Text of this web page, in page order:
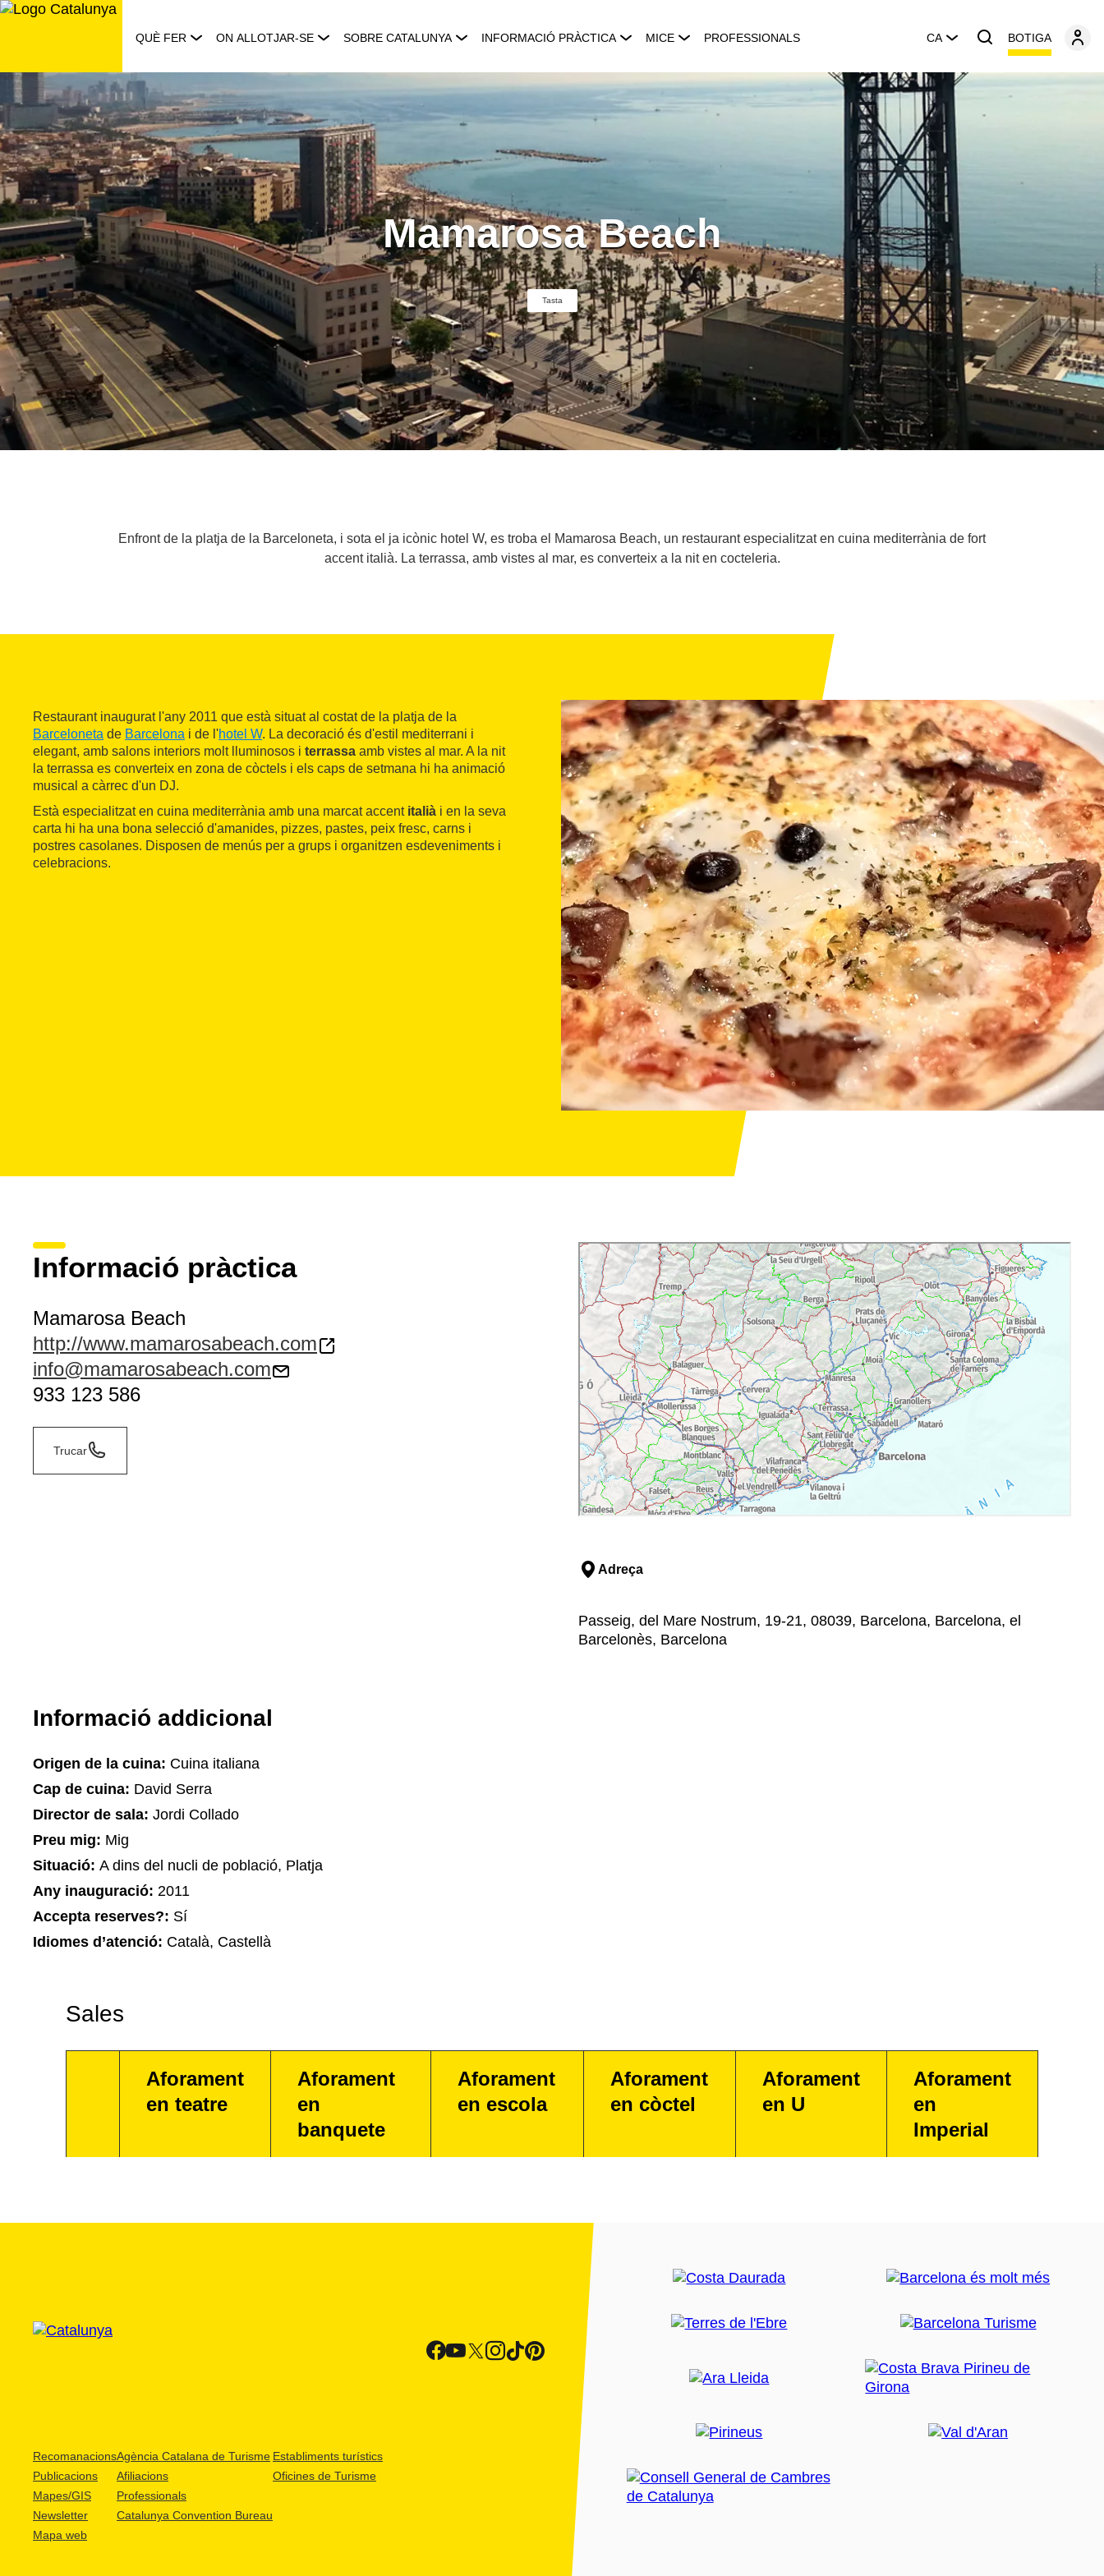
Saltar
QUÈ FER ON ALLOTJAR-SE SOBRE CATALUNYA INFORMACIÓ PRÀCTICA MICE PROFESSIONALS CA BOTIGA
Mamarosa Beach
Tasta
Enfront de la platja de la Barceloneta, i sota el ja icònic hotel W, es troba el Mamarosa Beach, un restaurant especialitzat en cuina mediterrània de fort
accent italià. La terrassa, amb vistes al mar, es converteix a la nit en cocteleria.
Restaurant inaugurat l'any 2011 que està situat al costat de la platja de la
Barceloneta de Barcelona i de l'hotel W. La decoració és d'estil mediterrani i
elegant, amb salons interiors molt lluminosos i terrassa amb vistes al mar. A la nit
la terrassa es converteix en zona de còctels i els caps de setmana hi ha animació
musical a càrrec d'un DJ.
Està especialitzat en cuina mediterrània amb una marcat accent italià i en la seva
carta hi ha una bona selecció d'amanides, pizzes, pastes, peix fresc, carns i
postres casolanes. Disposen de menús per a grups i organitzen esdeveniments i
celebracions.
Informació pràctica
Mamarosa Beach
http://www.mamarosabeach.com
info@mamarosabeach.com
933 123 586
Trucar
Adreça
Passeig, del Mare Nostrum, 19-21, 08039, Barcelona, Barcelona, el
Barcelonès, Barcelona
Informació addicional
Origen de la cuina: Cuina italiana
Cap de cuina: David Serra
Director de sala: Jordi Collado
Preu mig: Mig
Situació: A dins del nucli de població, Platja
Any inauguració: 2011
Accepta reserves?: Sí
Idiomes d’atenció: Català, Castellà
Sales
Aforament
en teatre
Aforament
en
banquete
Aforament
en escola
Aforament
en còctel
Aforament
en U
Aforament
en
Imperial
Recomanacions
Publicacions
Mapes/GIS
Newsletter
Mapa web
Agència Catalana de Turisme
Afiliacions
Professionals
Catalunya Convention Bureau
Establiments turístics
Oficines de Turisme